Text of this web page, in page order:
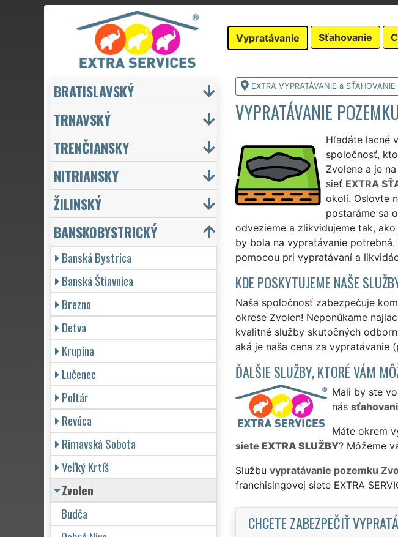
Vypratávanie Sťahovanie
EXTRA VYPRATÁVANIE a SŤAHOVANIE
VYPRATÁVANIE
Hľadáte lacné
spoločnosť,
Zvolene a je
sieť EXTRA
okolí. Oslovte
postaráme sa
odvezieme a zlikvidujeme tak,
by bola na vypratávanie
pomocou pri vypratávaní a
KDE POSKYTUJEME NAŠE
Naša spoločnosť zabezpečuje
okrese Zvolen! Neponúkame
kvalitné služby skutočných
aká je naša cena za vypratávanie
ĎALŠIE SLUŽBY, KTORÉ VÁM
Mali by ste
nás
Máte okrem
siete EXTRA SLUŽBY? Môžeme
Službu vypratávanie pozemku
franchisingovej siete EXTRA
CHCETE ZABEZPEČIŤ
BRATISLAVSKÝ
TRNAVSKÝ
TRENČIANSKY
NITRIANSKY
ŽILINSKÝ
BANSKOBYSTRICKÝ
Banská Bystrica
Banská Štiavnica
Brezno
Detva
Krupina
Lučenec
Poltár
Revúca
Rimavská Sobota
Veľký Krtíš
Zvolen
Budča